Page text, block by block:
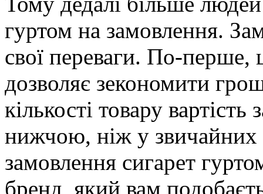
гуртом на замовлення.
свої переваги. По-перше,
дозволяє зекономити
кількості товару
нижчою, ніж у звичайних
замовлення сигарет
бренд, який вам